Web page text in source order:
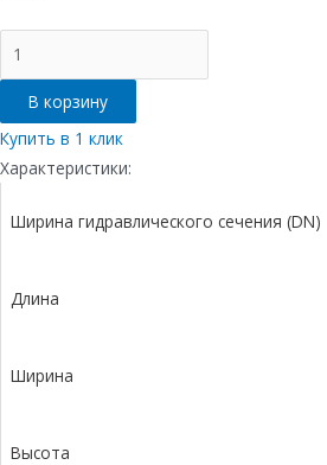
товара
Лоток
водоотводный
бетонный
коробчатый
(СО-150мм),
оцинкованной
водосливом
(15).19(15)-
№
В корзину
Купить в 1 клик
Характеристики:
Ширина гидравлического сечения (DN)
Длина
Ширина
Высота